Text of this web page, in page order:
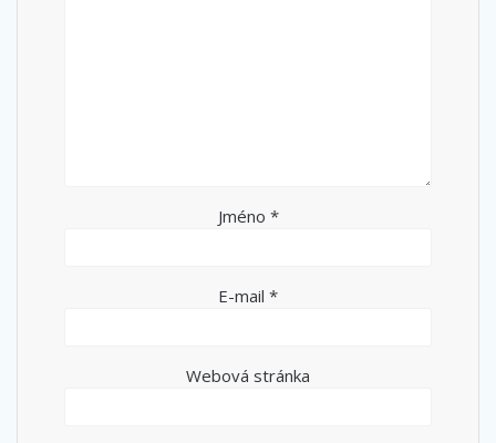
Jméno *
E-mail *
Webová stránka